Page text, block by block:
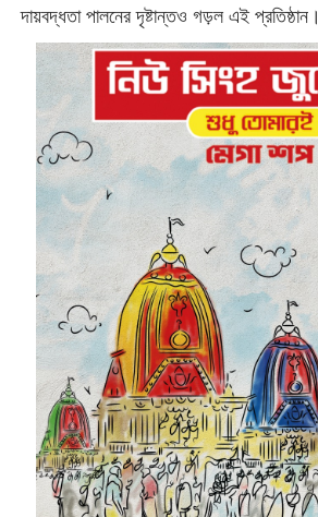
দায়বদ্ধতা পালনের দৃষ্টান্তও গড়ল এই প্রতিষ্ঠান।